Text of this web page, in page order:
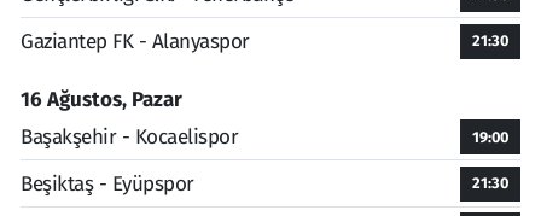
Gaziantep FK - Alanyaspor 21:30
16 Ağustos, Pazar
Başakşehir - Kocaelispor
19:00
Beşiktaş - Eyüpspor 21:30